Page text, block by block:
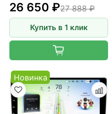
27 888 ₽
26 650 ₽
Купить в 1 клик
Новинка